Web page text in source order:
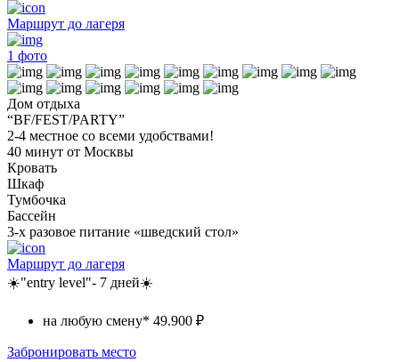
Маршрут до лагеря
1 фото
Дом отдыха
“BF/FEST/PARTY”
2-4 местное со всеми удобствами!
40 минут от Москвы
Кровать
Шкаф
Тумбочка
Бассейн
3-х разовое питание «шведский стол»
Маршрут до лагеря
☀️"entry level"- 7 дней☀️
на любую смену* 49.900 ₽
Забронировать место